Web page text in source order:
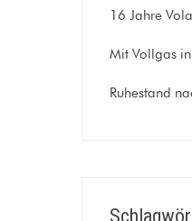
16 Jahre
Mit Vollgas
Ruhestand